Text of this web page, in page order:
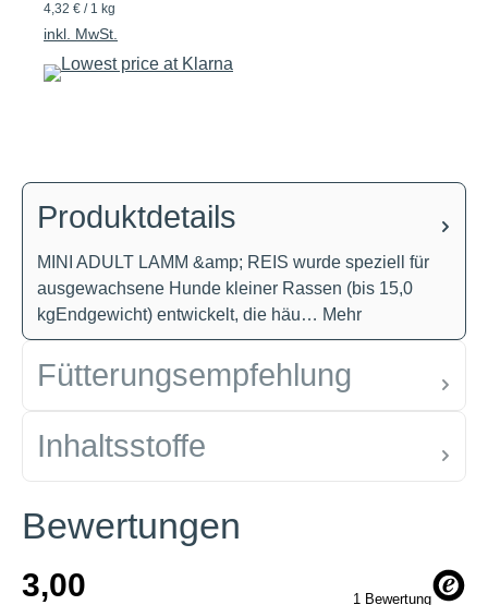
4,32 € / 1 kg
inkl. MwSt.
Produktdetails
MINI ADULT LAMM &amp; REIS wurde speziell für
ausgewachsene Hunde kleiner Rassen (bis 15,0
kgEndgewicht) entwickelt, die häu… Mehr
Fütterungsempfehlung
Inhaltsstoffe
Bewertungen